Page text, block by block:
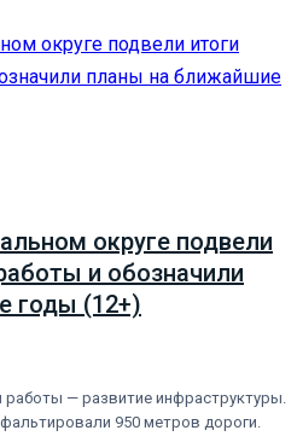
округе подвели
и обозначили
годы (12+)
— развитие инфраструктуры.
950 метров дороги.